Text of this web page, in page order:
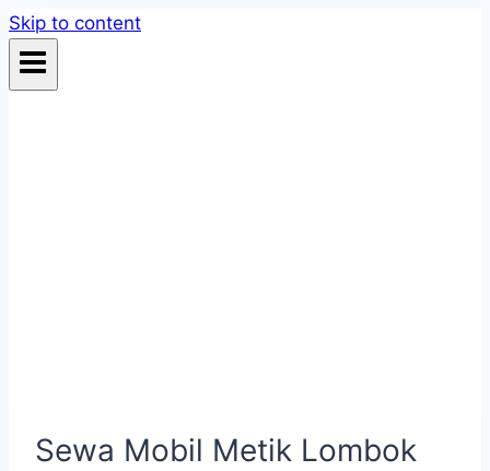
Skip to content
Sewa Mobil Metik Lombok